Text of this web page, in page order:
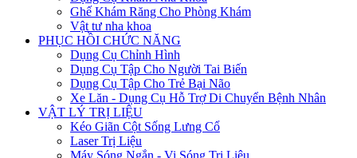
Ghế Khám Răng Cho Phòng Khám
Vật tư nha khoa
PHỤC HỒI CHỨC NĂNG
Dụng Cụ Chỉnh Hình
Dụng Cụ Tập Cho Người Tai Biến
Dụng Cụ Tập Cho Trẻ Bại Não
Xe Lăn - Dụng Cụ Hỗ Trợ Di Chuyển Bệnh Nhân
VẬT LÝ TRỊ LIỆU
Kéo Giãn Cột Sống Lưng Cổ
Laser Trị Liệu
Máy Sóng Ngắn - Vi Sóng Trị Liệu